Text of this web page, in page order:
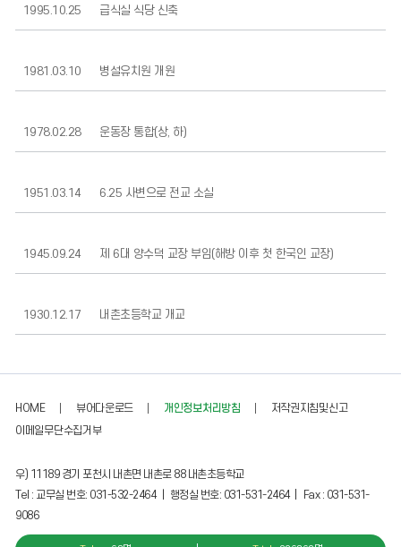
1995.10.25 급식실 식당 신축
1981.03.10 병설유치원 개원
1978.02.28 운동장 통합(상, 하)
1951.03.14 6.25 사변으로 전교 소실
1945.09.24 제 6대 양수덕 교장 부임(해방 이후 첫 한국인 교장)
1930.12.17 내촌초등학교 개교
HOME 뷰어다운로드 개인정보처리방침
저작권지침및신고
이메일무단수집거부
우) 11189 경기 포천시 내촌면 내촌로 88 내촌초등학교
Tel : 교무실 번호: 031-532-2464 ｜ 행정실 번호: 031-531-2464 | Fax : 031-531-
9086